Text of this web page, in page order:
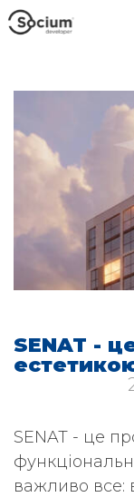
SENAT -
SENAT - це
важливо все: